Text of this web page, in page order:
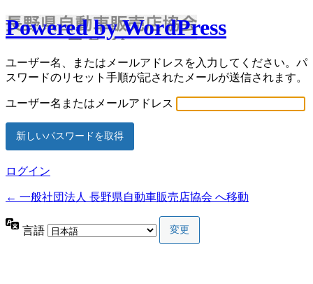
Powered by WordPress
ユーザー名、またはメールアドレスを入力してください。パ
スワードのリセット手順が記されたメールが送信されます。
ユーザー名またはメールアドレス
ログイン
← 一般社団法人 長野県自動車販売店協会 へ移動
言語